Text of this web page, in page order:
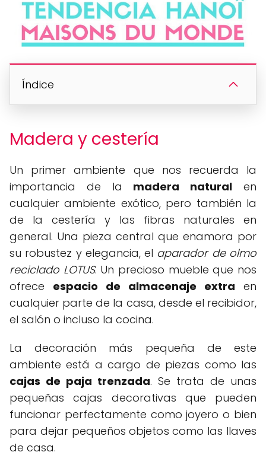
Índice
Madera y cestería
Un primer ambiente que nos recuerda la
importancia de la madera natural en
cualquier ambiente exótico, pero también la
de la cestería y las fibras naturales en
general. Una pieza central que enamora por
su robustez y elegancia, el aparador de olmo
reciclado LOTUS. Un precioso mueble que nos
ofrece espacio de almacenaje extra en
cualquier parte de la casa, desde el recibidor,
el salón o incluso la cocina.
La decoración más pequeña de este
ambiente está a cargo de piezas como las
cajas de paja trenzada. Se trata de unas
pequeñas cajas decorativas que pueden
funcionar perfectamente como joyero o bien
para dejar pequeños objetos como las llaves
de casa.